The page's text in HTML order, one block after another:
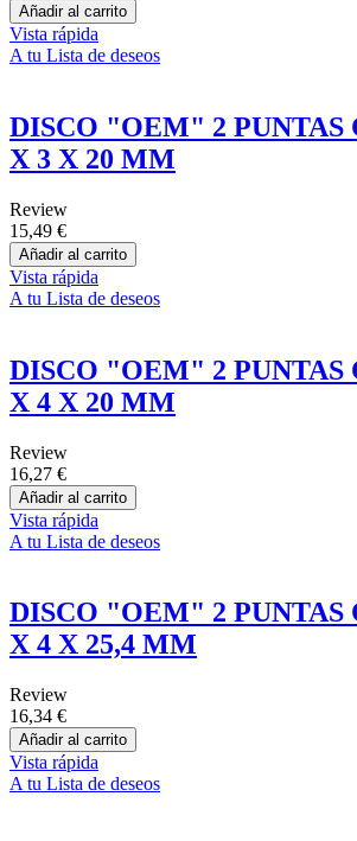
Añadir al carrito
Vista rápida
A tu Lista de deseos
DISCO "OEM" 2 PUNTAS
X 3 X 20 MM
Review
15,49 €
Añadir al carrito
Vista rápida
A tu Lista de deseos
DISCO "OEM" 2 PUNTAS
X 4 X 20 MM
Review
16,27 €
Añadir al carrito
Vista rápida
A tu Lista de deseos
DISCO "OEM" 2 PUNTAS
X 4 X 25,4 MM
Review
16,34 €
Añadir al carrito
Vista rápida
A tu Lista de deseos